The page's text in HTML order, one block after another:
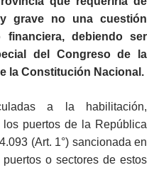
grave no una cuestión
financiera, debiendo ser
del Congreso de la
la Constitución Nacional.
a la habilitación,
puertos de la República
(Art. 1°) sancionada en
o sectores de estos